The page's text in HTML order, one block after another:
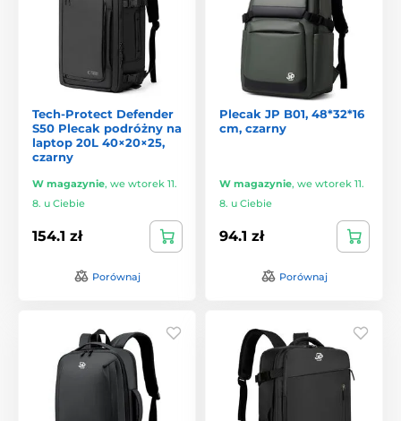
Tech-Protect Defender
S50 Plecak podróżny na
laptop 20L 40×20×25,
czarny
W magazynie, we wtorek 11.
8. u Ciebie
154.1 zł
Porównaj
Plecak JP B01, 48*32*16
cm, czarny
W magazynie, we wtorek 11.
8. u Ciebie
94.1 zł
Porównaj